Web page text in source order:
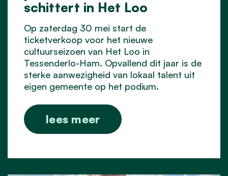
schittert in Het Loo
Op zaterdag 30 mei start de
ticketverkoop voor het nieuwe
cultuurseizoen van Het Loo in
Tessenderlo-Ham. Opvallend dit jaar is de
sterke aanwezigheid van lokaal talent uit
eigen gemeente op het podium.
lees meer